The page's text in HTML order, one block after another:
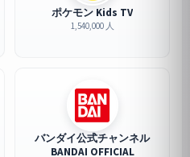
ポケモン Kids TV
1,540,000 人
バンダイ公式チャンネル
BANDAI OFFICIAL